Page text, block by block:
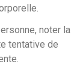
noter la
tentative de